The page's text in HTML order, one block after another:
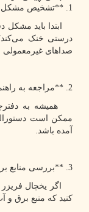
1. **تشخیص مشکل یخچال فریزر بوش :**
ابتدا باید مشکل
درستی خنک
صداهای غیرمعمولی
2. **مراجعه به راهنمای کاربری یخچال فریزر بوش :**
همیشه به دفترچه
ممکن است
آمده باشد.
3. **بررسی منابع برق و آب:**
اگر یخچال فریزر
کنید که منبع برق